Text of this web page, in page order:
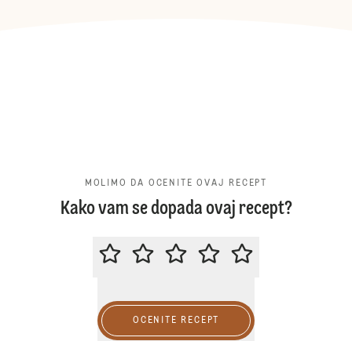
MOLIMO DA OCENITE OVAJ RECEPT
Kako vam se dopada ovaj recept?
MOLIMO DA OCENITE OVAJ
OCENITE RECEPT